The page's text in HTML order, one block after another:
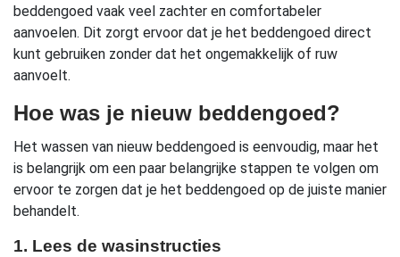
beddengoed vaak veel zachter en comfortabeler
aanvoelen. Dit zorgt ervoor dat je het beddengoed direct
kunt gebruiken zonder dat het ongemakkelijk of ruw
aanvoelt.
Hoe was je nieuw beddengoed?
Het wassen van nieuw beddengoed is eenvoudig, maar het
is belangrijk om een paar belangrijke stappen te volgen om
ervoor te zorgen dat je het beddengoed op de juiste manier
behandelt.
1. Lees de wasinstructies